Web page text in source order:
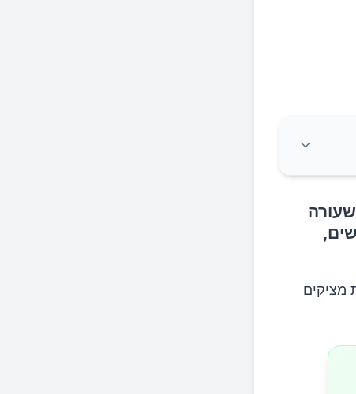
על 75% מהאנשים,
מציקים